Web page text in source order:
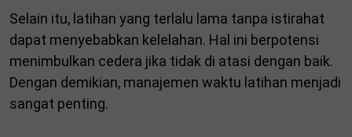
Selain itu, latihan yang terlalu lama tanpa istirahat
dapat menyebabkan kelelahan. Hal ini berpotensi
menimbulkan cedera jika tidak di atasi dengan baik.
Dengan demikian, manajemen waktu latihan menjadi
sangat penting.